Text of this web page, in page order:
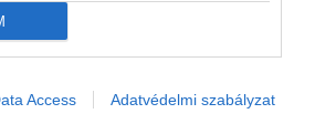
Access Adatvédelmi szabályzat
kíváncsiskodj, kóstolgass